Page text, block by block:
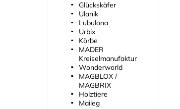
Glückskäfer
Ulanik
Lubulona
Urbix
Körbe
MADER
Kreiselmanufaktur
Wonderworld
MAGBLOX /
MAGBRIX
Holztiere
Maileg